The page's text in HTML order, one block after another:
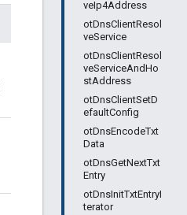
veIp4Address
otDnsClientResol
veService
otDnsClientResol
veServiceAndHo
stAddress
otDnsClientSetD
efaultConfig
otDnsEncodeTxt
Data
otDnsGetNextTxt
Entry
otDnsInitTxtEntryI
terator